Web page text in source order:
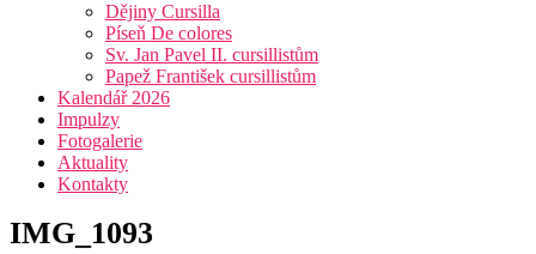
Dějiny Cursilla
Píseň De colores
Sv. Jan Pavel II. cursillistům
Papež František cursillistům
Kalendář 2026
Impulzy
Fotogalerie
Aktuality
Kontakty
IMG_1093